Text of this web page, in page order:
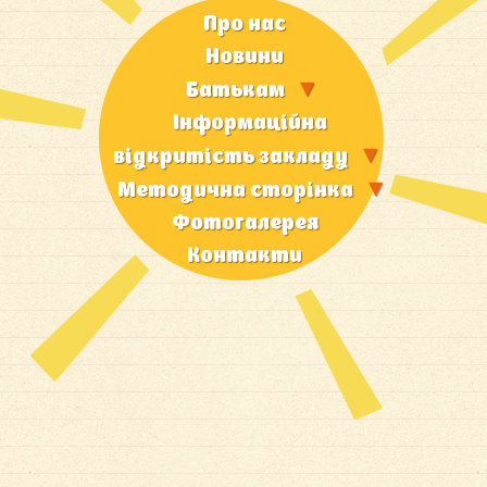
Про нас
Новини
Батькам
Iнформацiйна
вiдкритiсть закладу
Методична сторiнка
Фотогалерея
Контакти